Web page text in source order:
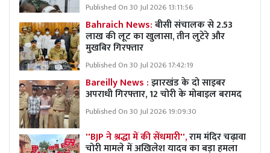
Published On 30 Jul 2026 13:11:56
Bahraich News:बीसी संचालक से 2.53
लाख की लूट का खुलासा, तीन लुटेरे और
मुखबिर गिरफ्तार
Published On 30 Jul 2026 17:42:19
Bareilly News :झारखंड के दो साइबर
अपराधी गिरफ्तार, 12 चोरी के मोबाइल बरामद
Published On 30 Jul 2026 19:09:30
''BJP ने श्रद्धा में की सेंधमारी'',राम मंदिर चढ़ावा
चोरी मामले में अखिलेश यादव का बड़ा हमला